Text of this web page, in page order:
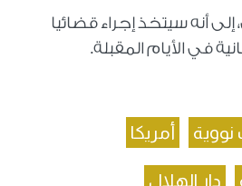
إلى أنه سيتخذ إجراء قضائيا
في الأيام المقبلة.
نووية أمريكا
دار الهلال